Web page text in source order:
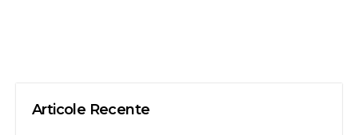
Articole Recente